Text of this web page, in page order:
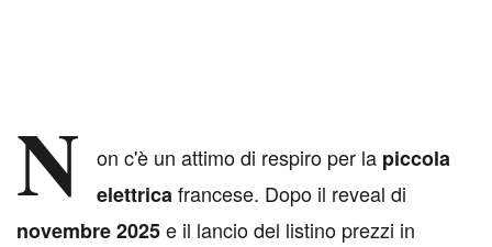
N on c'è un attimo di respiro per la piccola
elettricafrancese. Dopo il reveal di
novembre 2025e il lancio del listino prezzi in